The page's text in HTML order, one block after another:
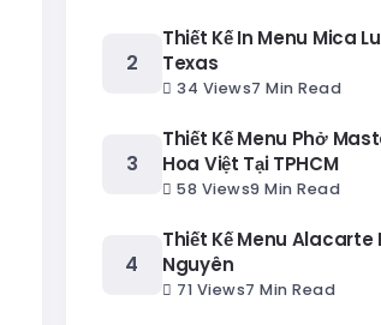
Thiết Kế In Menu Mica
Texas
34 Views7 Min Read
Thiết Kế Menu Phở
Hoa Việt Tại TPHCM
58 Views9 Min Read
Thiết Kế Menu Alacarte
Nguyên
71 Views7 Min Read